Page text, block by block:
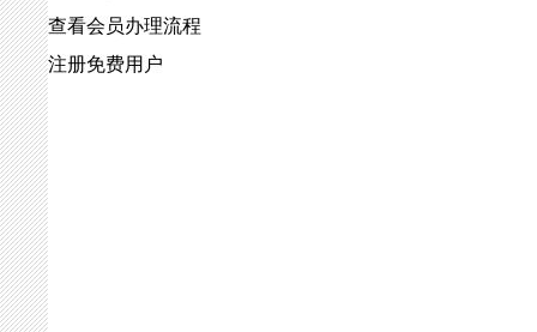
查看会员办理流程
注册免费用户